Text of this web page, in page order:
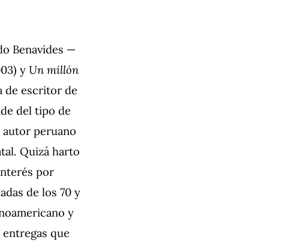
Benavides —
y Un millón
de escritor de
del tipo de
peruano
Quizá harto
por
de los 70 y
y
que